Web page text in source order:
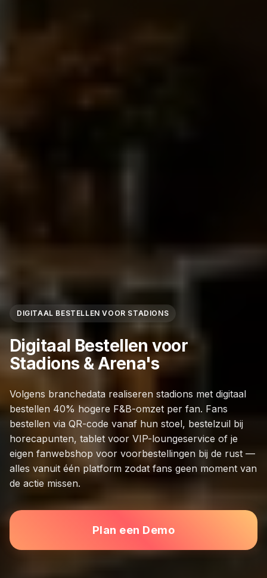
DIGITAAL BESTELLEN VOOR STADIONS
Digitaal Bestellen voor
Stadions & Arena's
Volgens branchedata realiseren stadions met digitaal
bestellen 40% hogere F&B-omzet per fan. Fans
bestellen via QR-code vanaf hun stoel, bestelzuil bij
horecapunten, tablet voor VIP-loungeservice of je
eigen fanwebshop voor voorbestellingen bij de rust —
alles vanuit één platform zodat fans geen moment van
de actie missen.
Plan een Demo